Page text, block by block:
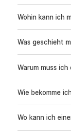
Wohin kann ich
Was geschieht
Warum muss
Wie bekomme
Wo kann ich